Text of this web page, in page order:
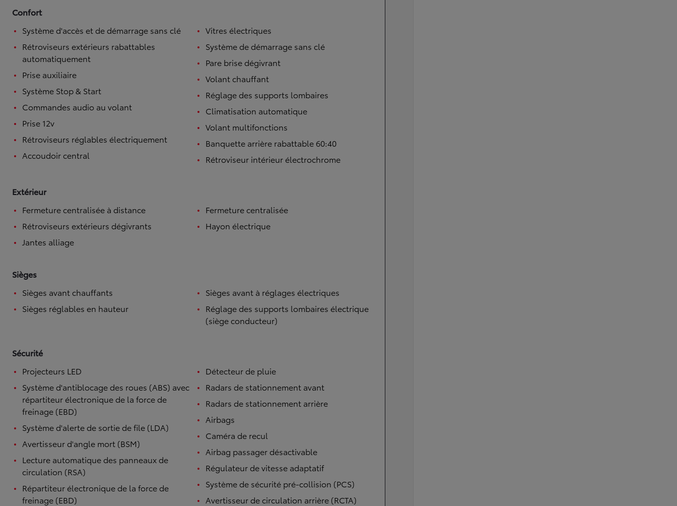
Confort
Système d'accès et de démarrage sans clé
Rétroviseurs extérieurs rabattables
automatiquement
Prise auxiliaire
Système Stop & Start
Commandes audio au volant
Prise 12v
Rétroviseurs réglables électriquement
Accoudoir central
Vitres électriques
Système de démarrage sans clé
Pare brise dégivrant
Volant chauffant
Réglage des supports lombaires
Climatisation automatique
Volant multifonctions
Banquette arrière rabattable 60:40
Rétroviseur intérieur électrochrome
Extérieur
Fermeture centralisée à distance
Rétroviseurs extérieurs dégivrants
Jantes alliage
Fermeture centralisée
Hayon électrique
Sièges
Sièges avant chauffants
Sièges réglables en hauteur
Sièges avant à réglages électriques
Réglage des supports lombaires électrique
(siège conducteur)
Sécurité
Projecteurs LED
Système d'antiblocage des roues (ABS) avec
répartiteur électronique de la force de
freinage (EBD)
Système d'alerte de sortie de file (LDA)
Avertisseur d'angle mort (BSM)
Lecture automatique des panneaux de
circulation (RSA)
Répartiteur électronique de la force de
freinage (EBD)
Détecteur de pluie
Radars de stationnement avant
Radars de stationnement arrière
Airbags
Caméra de recul
Airbag passager désactivable
Régulateur de vitesse adaptatif
Système de sécurité pré-collision (PCS)
Avertisseur de circulation arrière (RCTA)